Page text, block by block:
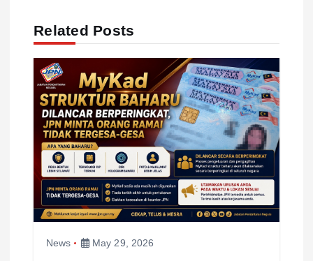
v
g
a
Related Posts
News May 29, 2026